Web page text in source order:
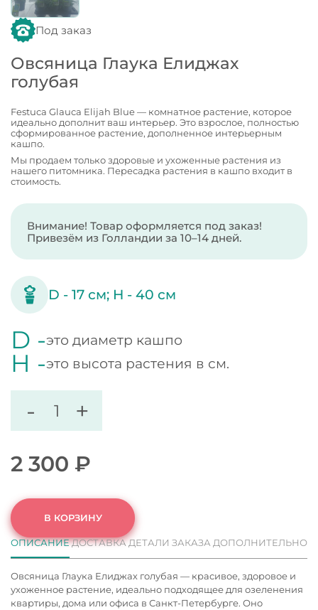
Под заказ
Овсяница Глаука Елиджах
голубая
Festuca Glauca Elijah Blue — комнатное растение, которое
идеально дополнит ваш интерьер. Это взрослое, полностью
сформированное растение, дополненное интерьерным
кашпо.
Мы продаем только здоровые и ухоженные растения из
нашего питомника. Пересадка растения в кашпо входит в
стоимость.
Внимание! Товар оформляется под заказ!
Привезём из Голландии за 10–14 дней.
D -17 см; H -40 см
D -это диаметр кашпо
H -это высота растения в см.
- +
2 300 ₽
В КОРЗИНУ
ОПИСАНИЕДОСТАВКАДЕТАЛИ ЗАКАЗА ДОПОЛНИТЕЛЬНО
Овсяница Глаука Елиджах голубая — красивое, здоровое и
ухоженное растение, идеально подходящее для озеленения
квартиры, дома или офиса в Санкт-Петербурге. Оно